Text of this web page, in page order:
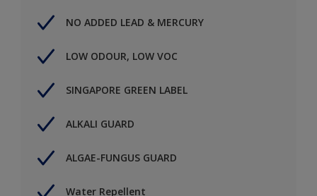
NO ADDED LEAD & MERCURY
LOW ODOUR, LOW VOC
SINGAPORE GREEN LABEL
ALKALI GUARD
ALGAE-FUNGUS GUARD
Water Repellent